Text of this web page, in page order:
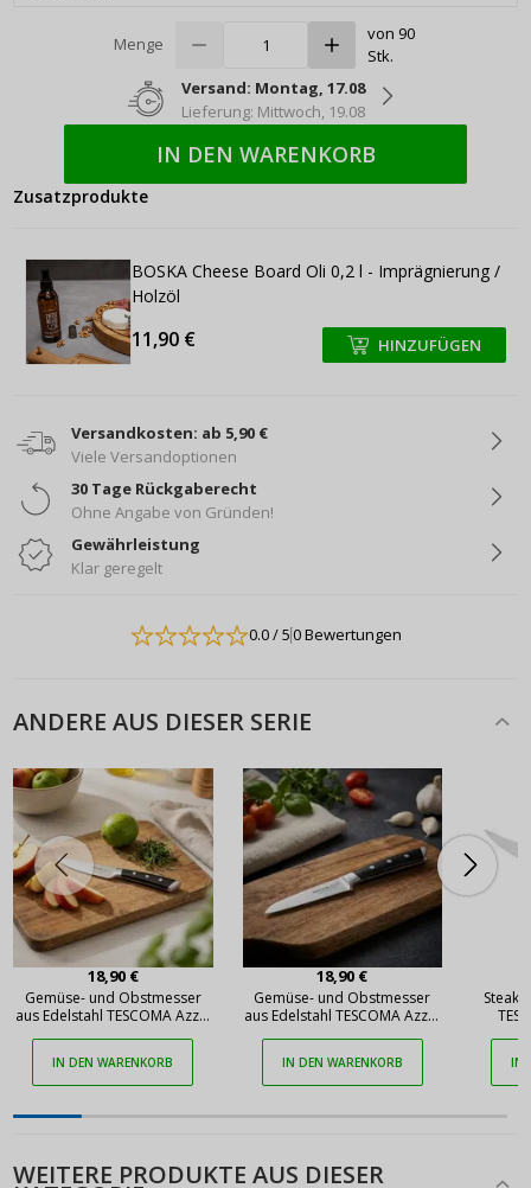
Menge
von 90
Stk.
Versand: Montag, 17.08
Lieferung: Mittwoch, 19.08
IN DEN WARENKORB
Zusatzprodukte
BOSKA Cheese Board Oli 0,2 l - Imprägnierung /
Holzöl
11,90 € +
+ HINZUFÜGEN
Versandkosten: ab 5,90 €
Viele Versandoptionen
30 Tage Rückgaberecht
Ohne Angabe von Gründen!
Gewährleistung
Klar geregelt
0.0/ 50 Bewertungen
ANDERE AUS DIESER SERIE
18,90 €
Gemüse- und Obstmesser
aus Edelstahl TESCOMA Azza,
IN DEN WARENKORB
18,90 €
Gemüse- und Obstmesser
aus Edelstahl TESCOMA Azza,
IN DEN WARENKORB IN
WEITERE PRODUKTE AUS DIESER